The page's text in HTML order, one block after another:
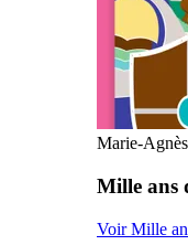
Marie-
Mille ans
Voir Mille